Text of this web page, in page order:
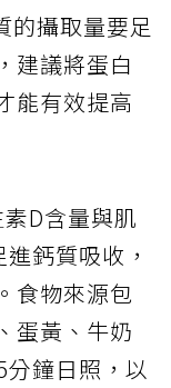
的攝取量要足
建議將蛋白
能有效提高
D含量與肌
鈣質吸收，
食物來源包
蛋黃、牛奶
鐘日照，以